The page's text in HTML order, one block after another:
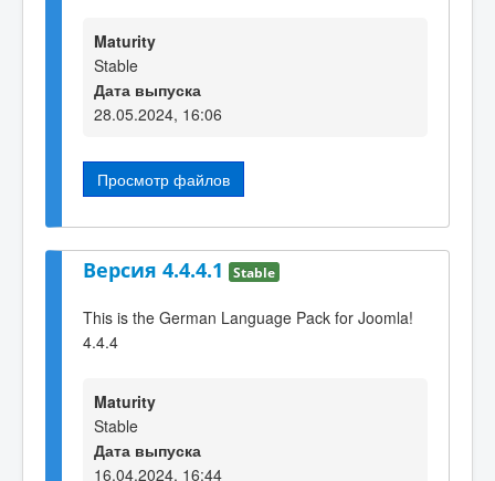
Maturity
Stable
Дата выпуска
28.05.2024, 16:06
Просмотр файлов
Версия 4.4.4.1 Stable
This is the German Language Pack for Joomla!
4.4.4
Maturity
Stable
Дата выпуска
16.04.2024, 16:44